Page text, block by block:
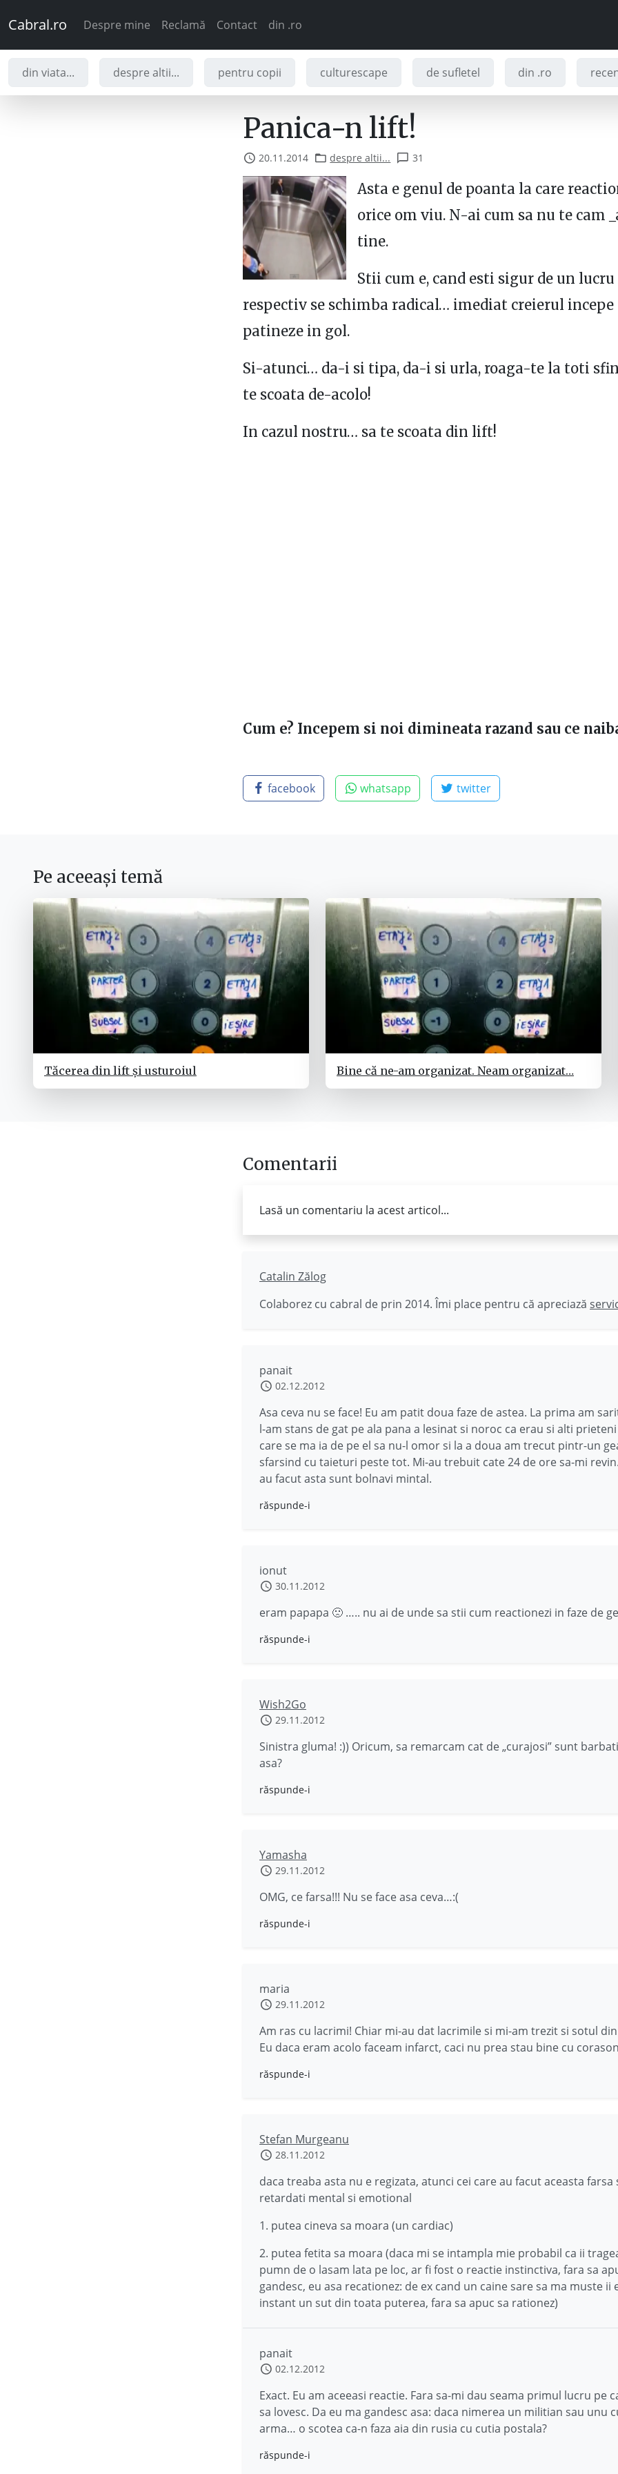
Cabral.ro Despre mine Reclamă Contact din .ro
din viata... despre altii... pentru copii culturescape de sufletel din .ro
Panica-n lift!
20.11.2014 despre altii... 31
Asta e genul de poanta la care
orice om viu. N-ai cum sa nu te cam
tine.
Stii cum e, cand esti sigur de un
respectiv se schimba radical… imediat creierul incepe
patineze in gol.
Si-atunci… da-i si tipa, da-i si urla, roaga-te la toti
te scoata de-acolo!
In cazul nostru… sa te scoata din lift!
Cum e? Incepem si noi dimineata razand sau ce
facebook whatsapp twitter
Pe aceeași temă
Tăcerea din lift și usturoiul Bine că ne-am organizat. Neam organizat…
Comentarii
Lasă un comentariu la acest articol...
Catalin Zălog
Colaborez cu cabral de prin 2014. Îmi place pentru că apreciază
panait
02.12.2012
Asa ceva nu se face! Eu am patit doua faze de astea. La prima am
l-am stans de gat pe ala pana a lesinat si noroc ca erau si alti
care se ma ia de pe el sa nu-l omor si la a doua am trecut pintr-un
sfarsind cu taieturi peste tot. Mi-au trebuit cate 24 de ore sa-mi
au facut asta sunt bolnavi mintal.
răspunde-i
ionut
30.11.2012
eram papapa 🙁 ….. nu ai de unde sa stii cum reactionezi in faze de
răspunde-i
Wish2Go
29.11.2012
Sinistra gluma! :)) Oricum, sa remarcam cat de „curajosi” sunt
asa?
răspunde-i
Yamasha
29.11.2012
OMG, ce farsa!!! Nu se face asa ceva…:(
răspunde-i
maria
29.11.2012
Am ras cu lacrimi! Chiar mi-au dat lacrimile si mi-am trezit si sotul
Eu daca eram acolo faceam infarct, caci nu prea stau bine cu
răspunde-i
Stefan Murgeanu
28.11.2012
daca treaba asta nu e regizata, atunci cei care au facut aceasta
retardati mental si emotional
1. putea cineva sa moara (un cardiac)
2. putea fetita sa moara (daca mi se intampla mie probabil ca ii
pumn de o lasam lata pe loc, ar fi fost o reactie instinctiva, fara sa
gandesc, eu asa recationez: de ex cand un caine sare sa ma muste ii
instant un sut din toata puterea, fara sa apuc sa rationez)
panait
02.12.2012
Exact. Eu am aceeasi reactie. Fara sa-mi dau seama primul lucru pe
sa lovesc. Da eu ma gandesc asa: daca nimerea un militian sau unu
arma… o scotea ca-n faza aia din rusia cu cutia postala?
răspunde-i